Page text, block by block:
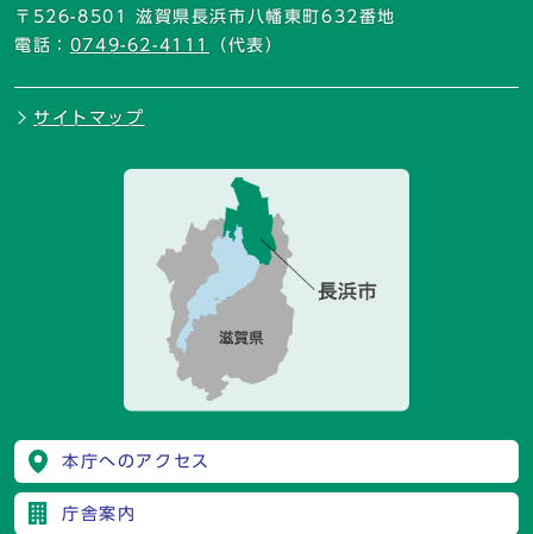
〒526-8501 滋賀県長浜市八幡東町632番地
電話： 0749-62-4111 （代表）
サイトマップ
本庁へのアクセス
庁舎案内